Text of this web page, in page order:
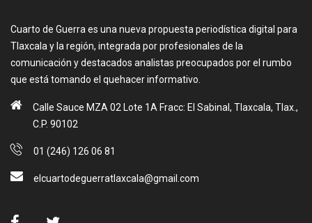
Cuarto de Guerra es una nueva propuesta periodística digital para
Tlaxcala y la región, integrada por profesionales de la
comunicación y destacados analistas preocupados por el rumbo
que está tomando el quehacer informativo.
Calle Sauce MZA 02 Lote 1A Fracc: El Sabinal, Tlaxcala, Tlax.,
C.P. 90102
01 (246) 126 06 81
elcuartodeguerratlaxcala@gmail.com